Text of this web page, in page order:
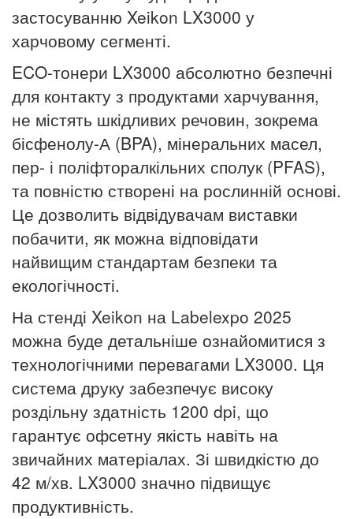
застосуванню Xeikon LX3000 у
харчовому сегменті.
ECO-тонери LX3000 абсолютно безпечні
для контакту з продуктами харчування,
не містять шкідливих речовин, зокрема
бісфенолу-А (BPA), мінеральних масел,
пер- і поліфторалкільних сполук (PFAS),
та повністю створені на рослинній основі.
Це дозволить відвідувачам виставки
побачити, як можна відповідати
найвищим стандартам безпеки та
екологічності.
На стенді Xeikon на Labelexpo 2025
можна буде детальніше ознайомитися з
технологічними перевагами LX3000. Ця
система друку забезпечує високу
роздільну здатність 1200 dpi, що
гарантує офсетну якість навіть на
звичайних матеріалах. Зі швидкістю до
42 м/хв. LX3000 значно підвищує
продуктивність.